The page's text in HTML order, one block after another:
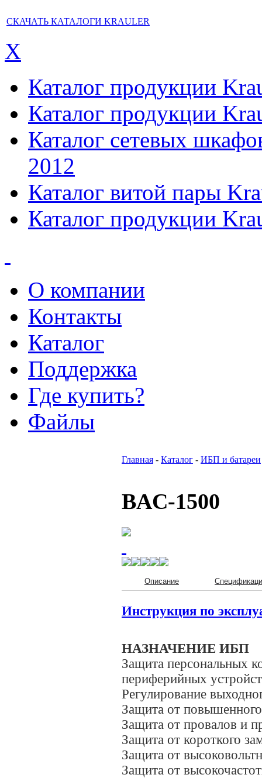
СКАЧАТЬ КАТАЛОГИ KRAULER
X
Каталог продукции
Каталог продукции
Каталог сетевых
2012
Каталог витой пары
Каталог продукции
О компании
Контакты
Каталог
Поддержка
Где купить?
Файлы
Главная - Каталог - ИБП и батареи
BAC-1500
Описание
Инструкция по
НАЗНАЧЕНИЕ ИБП
Защита персональных
периферийных
Регулирование
Защита от
Защита от провалов и
Защита от короткого
Защита от
Защита от